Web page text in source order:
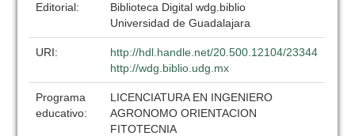
Editorial:
Biblioteca Digital wdg.biblio
Universidad de Guadalajara
URI:
http://hdl.handle.net/20.500.12104/23344
http://wdg.biblio.udg.mx
Programa
educativo:
LICENCIATURA EN INGENIERO
AGRONOMO ORIENTACION
FITOTECNIA